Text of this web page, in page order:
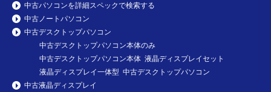
中古パソコンを詳細スペックで検索する
中古ノートパソコン
中古デスクトップパソコン
中古デスクトップパソコン本体のみ
中古デスクトップパソコン本体 液晶ディスプレイセット
液晶ディスプレイ一体型 中古デスクトップパソコン
中古液晶ディスプレイ